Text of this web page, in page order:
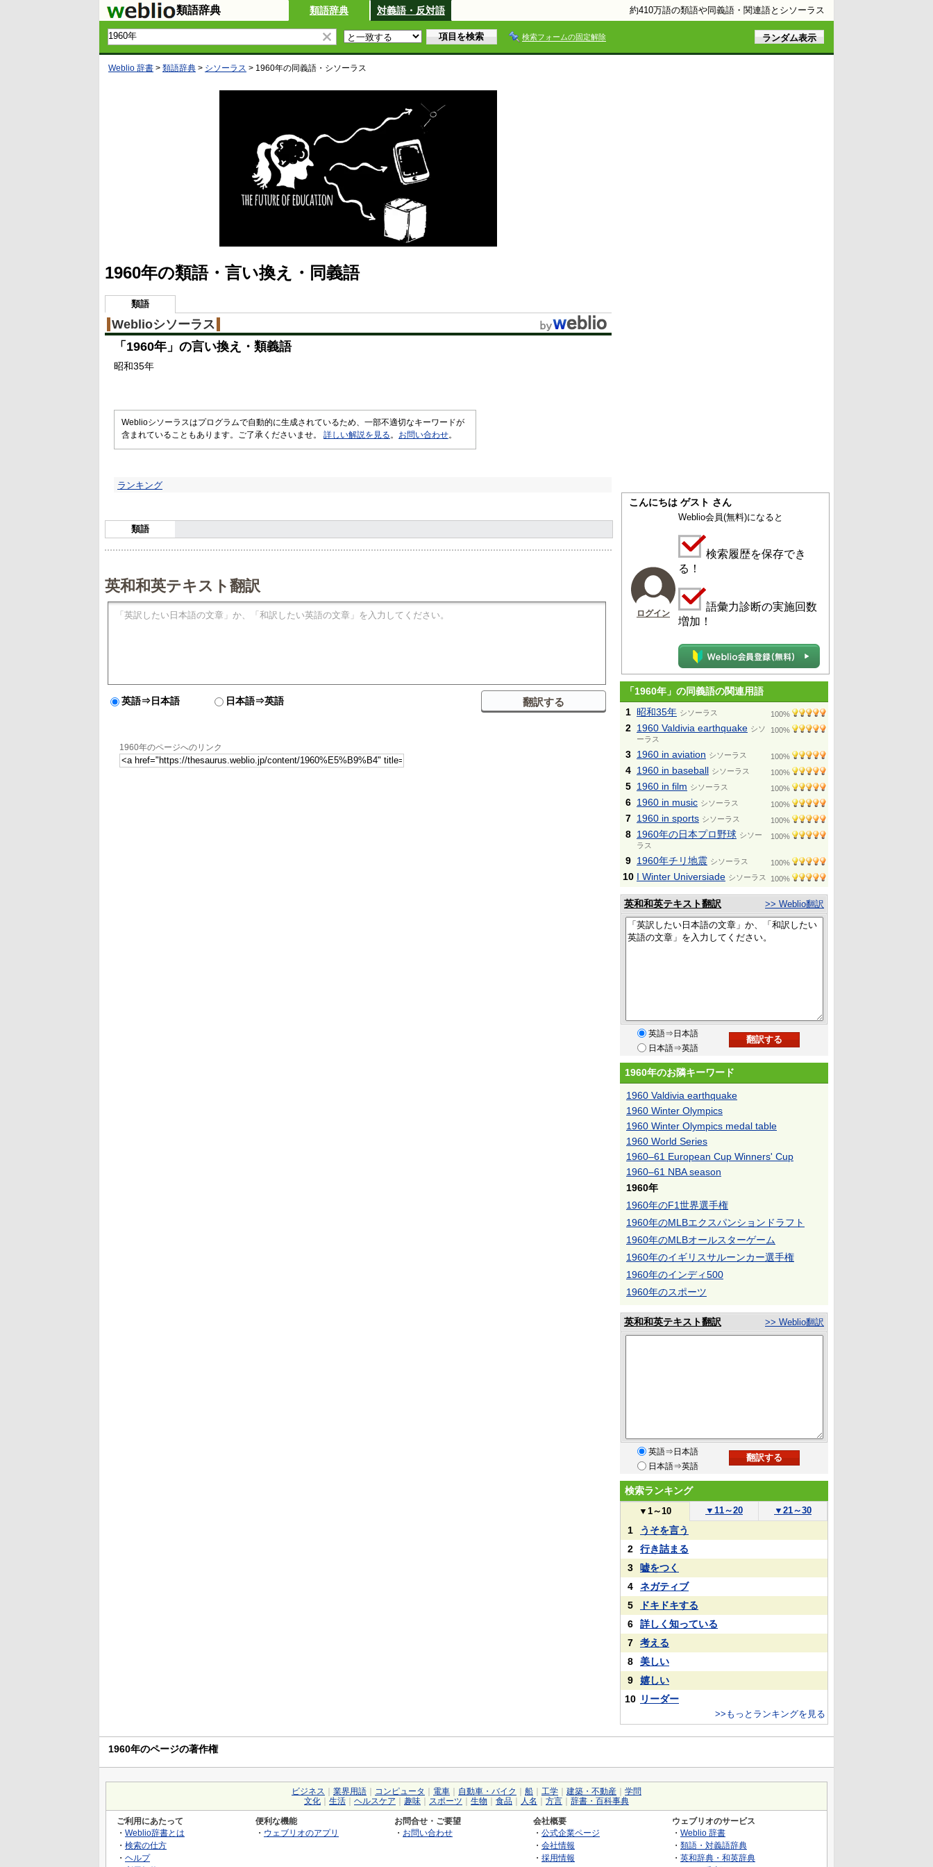
類語辞典 類語辞典 対義語・反対語 約410万語の類語や同義語・関連語とシソーラス
検索フォームの固定解除
Weblio 辞書 > 類語辞典 > シソーラス > 1960年の同義語・シソーラス
1960年の類語・言い換え・同義語
類語
Weblioシソーラス
「 1960年 」の言い換え・類義語
昭和35年
Weblioシソーラスはプログラムで自動的に生成されているため、一部不適切なキーワードが
含まれていることもあります。ご了承くださいませ。 詳しい解説を見る 。 お問い合わせ。
ランキング
類語
英和和英テキスト翻訳
英語⇒日本語 日本語⇒英語
1960年のページへのリンク
こんにちは ゲスト さん
ログイン
Weblio会員(無料)になると
検索履歴を保存でき
る！
語彙力診断の実施回数
増加！
「1960年」の同義語の関連用語
1 昭和35年 シソーラス 100%
2 1960 Valdivia earthquake シソ
ーラス
100%
3 1960 in aviation シソーラス 100%
4 1960 in baseball シソーラス 100%
5 1960 in film シソーラス 100%
6 1960 in music シソーラス 100%
7 1960 in sports シソーラス 100%
8 1960年の日本プロ野球 シソー
ラス
100%
9 1960年チリ地震 シソーラス 100%
10 I Winter Universiade シソーラス 100%
英和和英テキスト翻訳 >> Weblio翻訳
英語⇒日本語
日本語⇒英語
1960年のお隣キーワード
1960 Valdivia earthquake
1960 Winter Olympics
1960 Winter Olympics medal table
1960 World Series
1960–61 European Cup Winners' Cup
1960–61 NBA season
1960年
1960年のF1世界選手権
1960年のMLBエクスパンションドラフト
1960年のMLBオールスターゲーム
1960年のイギリスサルーンカー選手権
1960年のインディ500
1960年のスポーツ
英和和英テキスト翻訳 >> Weblio翻訳
英語⇒日本語
日本語⇒英語
検索ランキング
▼ 1～10 ▼ 11～20 ▼ 21～30
1
うそを言う
2
行き詰まる
3
嘘をつく
4
ネガティブ
5
ドキドキする
6
詳しく知っている
7
考える
8
美しい
9
嬉しい
10 リーダー
>>もっとランキングを見る
1960年のページの著作権
ビジネス 業界用語 コンピュータ 電車 自動車・バイク 船 工学 建築・不動産
学問
文化
生活 ヘルスケア 趣味 スポーツ 生物 食品 人名 方言 辞書・百科事典
ご利用にあたって
・ Weblio辞書とは
・ 検索の仕方
・ ヘルプ
便利な機能
・ ウェブリオのアプリ
お問合せ・ご要望
・ お問い合わせ
会社概要
・ 公式企業ページ
・ 会社情報
・ 採用情報
ウェブリオのサービス
・ Weblio 辞書
・ 類語・対義語辞典
・ 英和辞典・和英辞典